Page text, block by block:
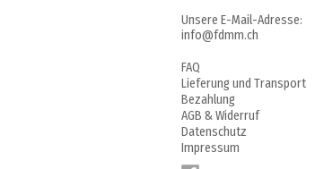
Unsere E-Mail-Adresse:
info@fdmm.ch
FAQ
Lieferung und Transport
Bezahlung
AGB & Widerruf
Datenschutz
Impressum